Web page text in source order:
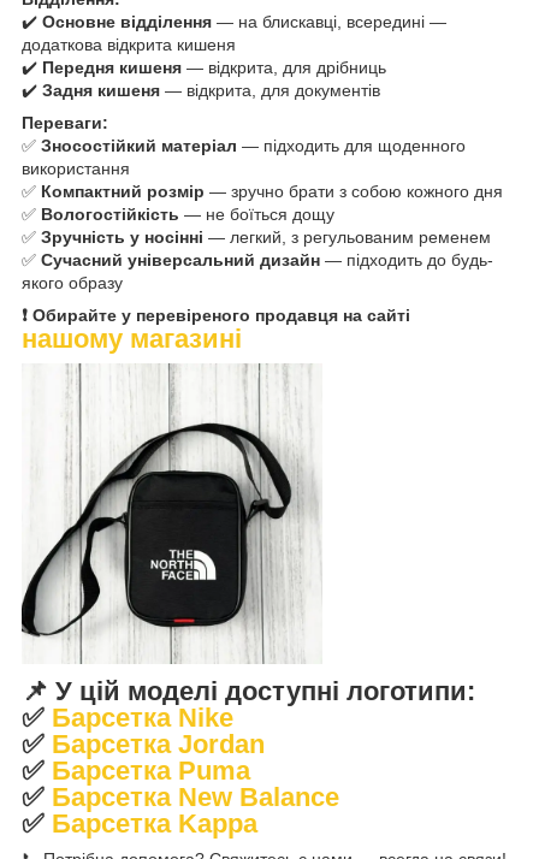
✔️ Основне відділення — на блискавці, всередині —
додаткова відкрита кишеня
✔️ Передня кишеня — відкрита, для дрібниць
✔️ Задня кишеня — відкрита, для документів
Переваги:
✅ Зносостійкий матеріал — підходить для щоденного
використання
✅ Компактний розмір — зручно брати з собою кожного дня
✅ Вологостійкість — не боїться дощу
✅ Зручність у носінні — легкий, з регульованим ременем
✅ Сучасний універсальний дизайн — підходить до будь-
якого образу
❗ Обирайте у перевіреного продавця на сайті
нашому магазині
📌 У цій моделі доступні логотипи:
✅ Барсетка Nike
✅ Барсетка Jordan
✅ Барсетка Puma
✅ Барсетка New Balance
✅ Барсетка Kappa